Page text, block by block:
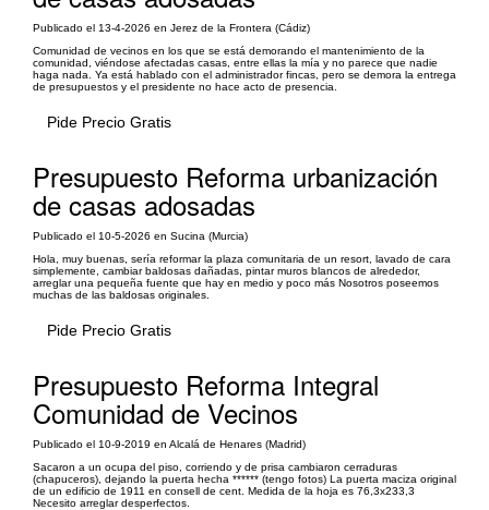
Publicado el 13-4-2026 en Jerez de la Frontera (Cádiz)
Comunidad de vecinos en los que se está demorando el mantenimiento de la
comunidad, viéndose afectadas casas, entre ellas la mía y no parece que nadie
haga nada. Ya está hablado con el administrador fincas, pero se demora la entrega
de presupuestos y el presidente no hace acto de presencia.
Pide Precio Gratis
Presupuesto Reforma urbanización
de casas adosadas
Publicado el 10-5-2026 en Sucina (Murcia)
Hola, muy buenas, sería reformar la plaza comunitaria de un resort, lavado de cara
simplemente, cambiar baldosas dañadas, pintar muros blancos de alrededor,
arreglar una pequeña fuente que hay en medio y poco más Nosotros poseemos
muchas de las baldosas originales.
Pide Precio Gratis
Presupuesto Reforma Integral
Comunidad de Vecinos
Publicado el 10-9-2019 en Alcalá de Henares (Madrid)
Sacaron a un ocupa del piso, corriendo y de prisa cambiaron cerraduras
(chapuceros), dejando la puerta hecha ****** (tengo fotos) La puerta maciza original
de un edificio de 1911 en consell de cent. Medida de la hoja es 76,3x233,3
Necesito arreglar desperfectos.